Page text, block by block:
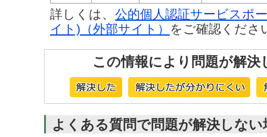
詳しくは、 公的個人認証サービスポ
イト)（外部サイト） をご確認くださ
この情報により問題が解決
よくある質問で問題が解決しな